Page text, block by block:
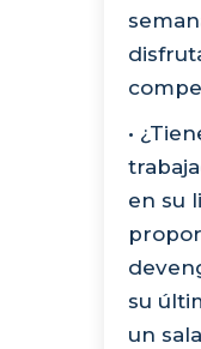
•
en su
su
un